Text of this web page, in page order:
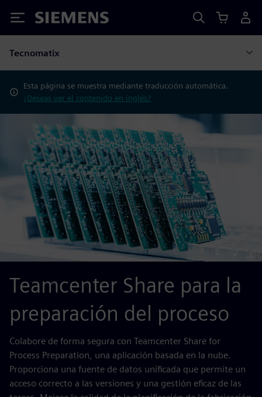
Siemens
Tecnomatix
Esta página se muestra mediante traducción automática.
¿Deseas ver el contenido en inglés?
Teamcenter Share para la
preparación del proceso
Colabore de forma segura con Teamcenter Share for
Process Preparation, una aplicación basada en la nube.
Proporciona una fuente de datos unificada que permite un
acceso correcto a las versiones y una gestión eficaz de las